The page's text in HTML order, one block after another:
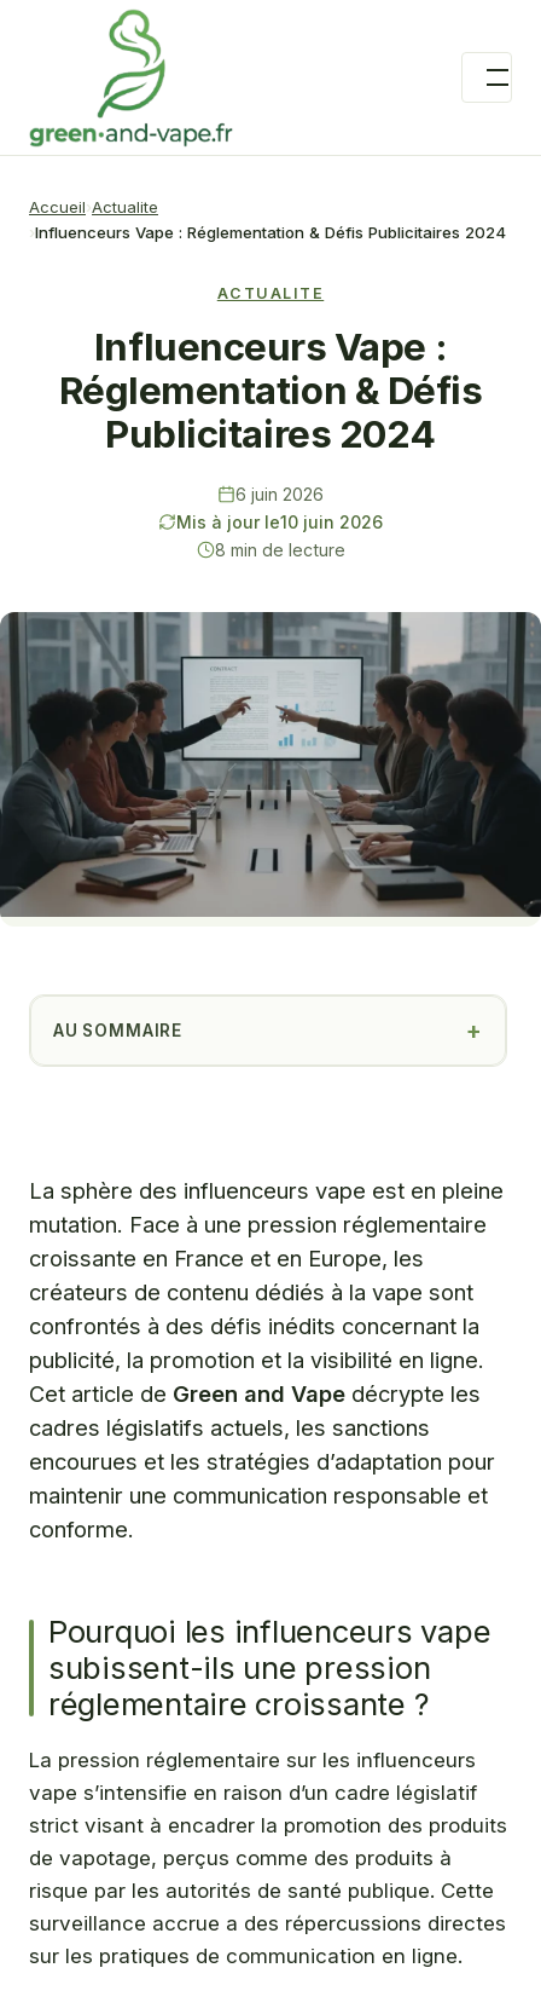
Accueil Actualite
Influenceurs Vape : Réglementation & Défis Publicitaires 2024
ACTUALITE
Influenceurs Vape :
Réglementation & Défis
Publicitaires 2024
6 juin 2026
Mis à jour le10 juin 2026
8 min de lecture
AU SOMMAIRE
dans ce paysage réglementaire complexe ?
Green and Vape : votre source d’information fiable sur la
vape et sa régulation
Questions fréquentes
La sphère des influenceurs vape est en pleine
mutation. Face à une pression réglementaire
croissante en France et en Europe, les
créateurs de contenu dédiés à la vape sont
confrontés à des défis inédits concernant la
publicité, la promotion et la visibilité en ligne.
Cet article de Green and Vape décrypte les
cadres législatifs actuels, les sanctions
encourues et les stratégies d’adaptation pour
maintenir une communication responsable et
conforme.
Pourquoi les influenceurs vape
subissent-ils une pression
réglementaire croissante ?
La pression réglementaire sur les influenceurs
vape s’intensifie en raison d’un cadre législatif
strict visant à encadrer la promotion des produits
de vapotage, perçus comme des produits à
risque par les autorités de santé publique. Cette
surveillance accrue a des répercussions directes
sur les pratiques de communication en ligne.